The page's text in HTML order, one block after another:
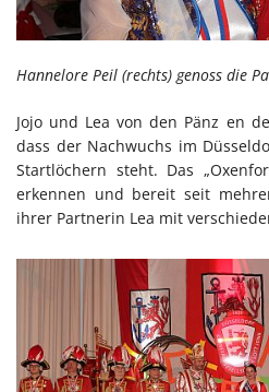
Hannelore Peil (rechts) genoss die
Jojo und Lea von den Pänz en
dass der Nachwuchs im
Startlöchern steht. Das
erkennen und bereit seit
ihrer Partnerin Lea mit